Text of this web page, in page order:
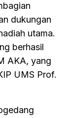
dukungan
utama.
berhasil
AKA, yang
UMS Prof.